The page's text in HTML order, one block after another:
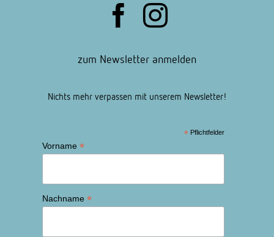
zum Newsletter anmelden
Nichts mehr verpassen mit unserem Newsletter!
* Pflichtfelder
Vorname *
Nachname *